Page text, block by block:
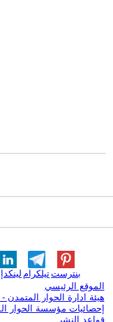
تيلكرامبنترست
الموقع الرئيسي
هيئة ادارة الحوار المتمدن -
إحصائيات مؤسسة الحوار
قواعد النشر